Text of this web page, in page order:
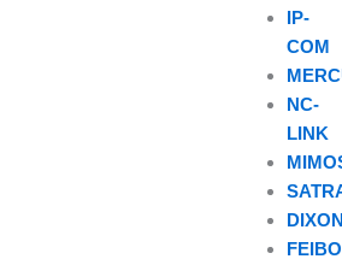
IP-
COM
NC-
LINK